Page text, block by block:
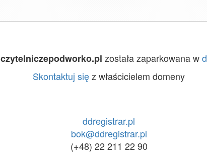
czytelniczepodworko.pl została zaparkowana w
Skontaktuj sięz właścicielem domeny
ddregistrar.pl
bok@ddregistrar.pl
(+48) 22 211 22 90